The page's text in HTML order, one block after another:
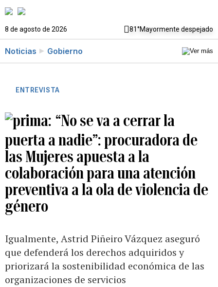
8 de agosto de 2026 81°Mayormente despejado
Noticias Gobierno
ENTREVISTA
“No se va a cerrar la
puerta a nadie”: procuradora de
las Mujeres apuesta a la
colaboración para una atención
preventiva a la ola de violencia de
género
Igualmente, Astrid Piñeiro Vázquez aseguró
que defenderá los derechos adquiridos y
priorizará la sostenibilidad económica de las
organizaciones de servicios